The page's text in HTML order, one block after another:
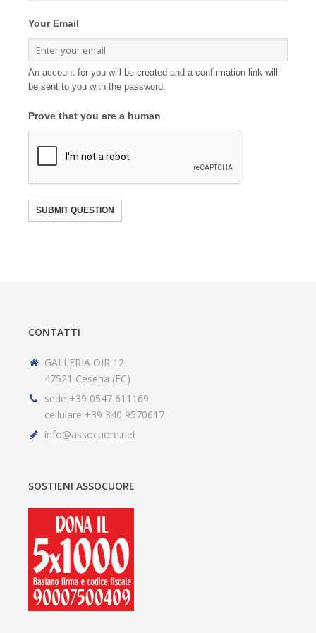
Your Email
An account for you will be created and a confirmation link will
be sent to you with the password.
Prove that you are a human
SUBMIT QUESTION
CONTATTI
GALLERIA OIR 12
47521 Cesena (FC)
sede +39 0547 611169
cellulare +39 340 9570617
info@assocuore.net
SOSTIENI ASSOCUORE